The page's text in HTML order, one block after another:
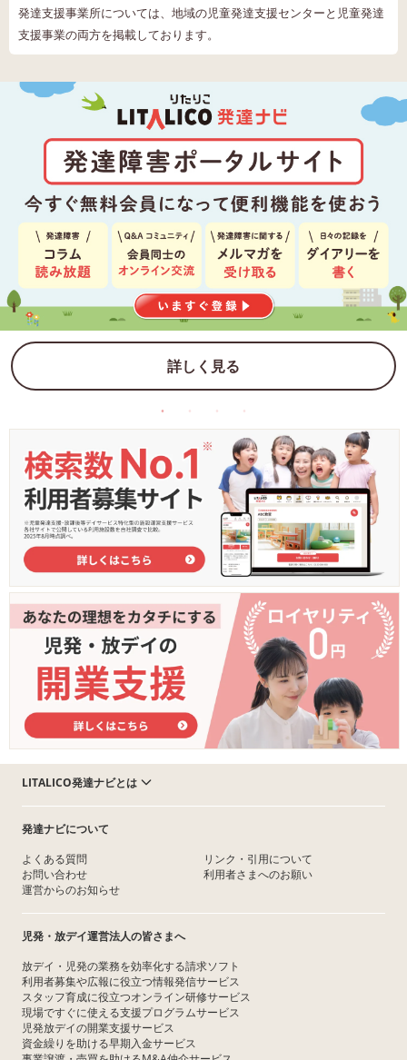
発達支援事業所については、地域の児童発達支援センターと児童発達
支援事業の両方を掲載しております。
詳しく見る
LITALICO発達ナビとは
発達ナビについて
よくある質問
お問い合わせ
運営からのお知らせ
リンク・引用について
利用者さまへのお願い
児発・放デイ運営法人の皆さまへ
放デイ・児発の業務を効率化する請求ソフト
利用者募集や広報に役立つ情報発信サービス
スタッフ育成に役立つオンライン研修サービス
現場ですぐに使える支援プログラムサービス
児発放デイの開業支援サービス
資金繰りを助ける早期入金サービス